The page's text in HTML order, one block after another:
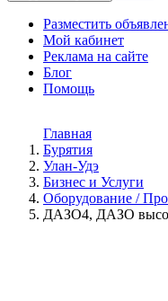
Разместить
Мой кабинет
Реклама на сайте
Блог
Помощь
Главная
Бурятия
Улан-Удэ
Бизнес и Услуги
Оборудование /
ДАЗО4, ДАЗО